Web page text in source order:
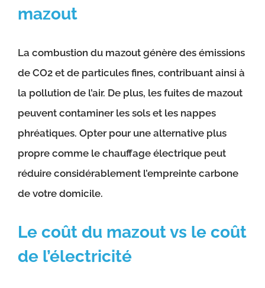
mazout
La combustion du mazout génère des émissions
de CO2 et de particules fines, contribuant ainsi à
la pollution de l’air. De plus, les fuites de mazout
peuvent contaminer les sols et les nappes
phréatiques. Opter pour une alternative plus
propre comme le chauffage électrique peut
réduire considérablement l’empreinte carbone
de votre domicile.
Le coût du mazout vs le coût
de l’électricité